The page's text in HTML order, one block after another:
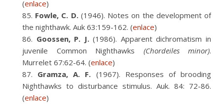
(enlace)
Fowle, C. D.(1946). Notes on the development of
the nighthawk. Auk 63:159-162. (enlace)
Goossen, P. J.(1986). Apparent dichromatism in
juvenile Common Nighthawks (Chordeiles minor).
Murrelet 67:62-64. (enlace)
Gramza, A. F. (1967). Responses of brooding
Nighthawks to disturbance stimulus. Auk. 84: 72-86.
(enlace)